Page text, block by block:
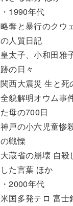
・1990年代
略奪と暴行のクウ
の人質日記
皇太子、小和田雅
跡の日々
関西大震災 生と死
全貌解明オウム事
た母の700日
神戸の小六児童惨
の戦慄
大蔵省の崩壊 自
した言葉 ほか
・2000年代
米国多発テロ 富